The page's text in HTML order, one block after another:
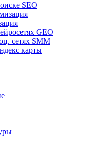
SEO
GEO
сетях SMM
карты